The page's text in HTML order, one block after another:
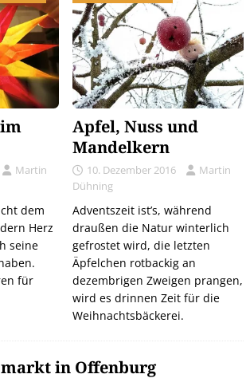
Martin
dem
Herz
seine
für
Apfel, Nuss und
Mandelkern
10. Dezember 2016
Martin
Dühning
Adventszeit ist’s, während
draußen die Natur winterlich
gefrostet wird, die letzten
Äpfelchen rotbackig an
dezembrigen Zweigen prangen,
wird es drinnen Zeit für die
Weihnachtsbäckerei.
in Offenburg